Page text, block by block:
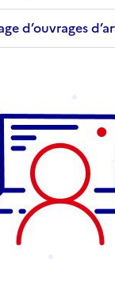
d’ouvrages